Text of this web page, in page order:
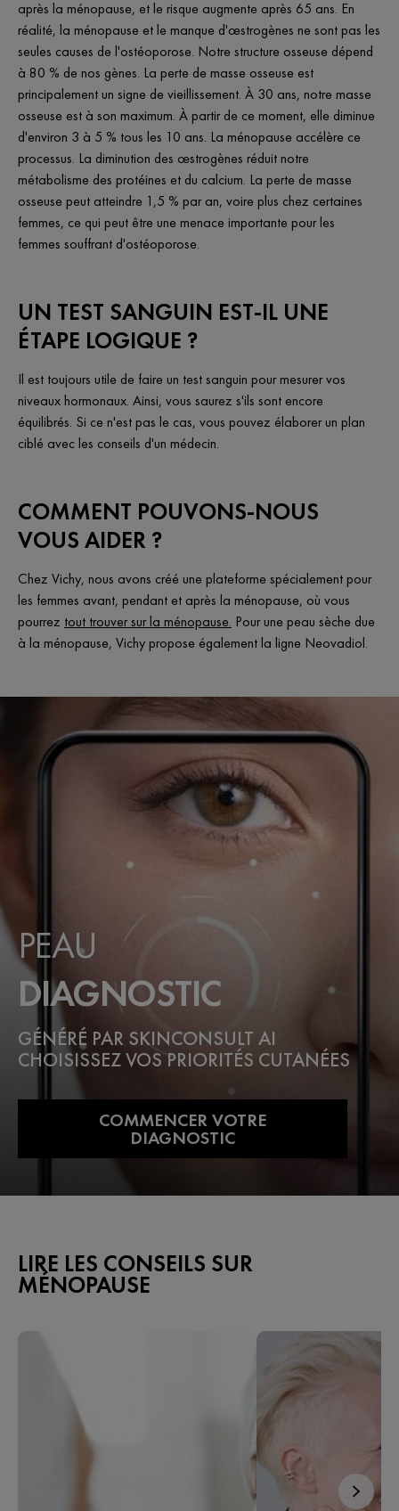
après la ménopause, et le risque augmente après 65 ans. En
réalité, la ménopause et le manque d'œstrogènes ne sont pas les
seules causes de l'ostéoporose. Notre structure osseuse dépend
à 80 % de nos gènes. La perte de masse osseuse est
principalement un signe de vieillissement. À 30 ans, notre masse
osseuse est à son maximum. À partir de ce moment, elle diminue
d'environ 3 à 5 % tous les 10 ans. La ménopause accélère ce
processus. La diminution des œstrogènes réduit notre
métabolisme des protéines et du calcium. La perte de masse
osseuse peut atteindre 1,5 % par an, voire plus chez certaines
femmes, ce qui peut être une menace importante pour les
femmes souffrant d'ostéoporose.
UN TEST SANGUIN EST-IL UNE
ÉTAPE LOGIQUE ?
Il est toujours utile de faire un test sanguin pour mesurer vos
niveaux hormonaux. Ainsi, vous saurez s'ils sont encore
équilibrés. Si ce n'est pas le cas, vous pouvez élaborer un plan
ciblé avec les conseils d'un médecin.
COMMENT POUVONS-NOUS
VOUS AIDER ?
Chez Vichy, nous avons créé une plateforme spécialement pour
les femmes avant, pendant et après la ménopause, où vous
pourrez tout trouver sur la ménopause. Pour une peau sèche due
à la ménopause, Vichy propose également la ligne Neovadiol.
PEAU
DIAGNOSTIC
GÉNÉRÉ PAR SKINCONSULT AI
CHOISISSEZ VOS PRIORITÉS CUTANÉES
COMMENCER VOTRE
DIAGNOSTIC
LIRE LES CONSEILS SUR
MÉNOPAUSE​